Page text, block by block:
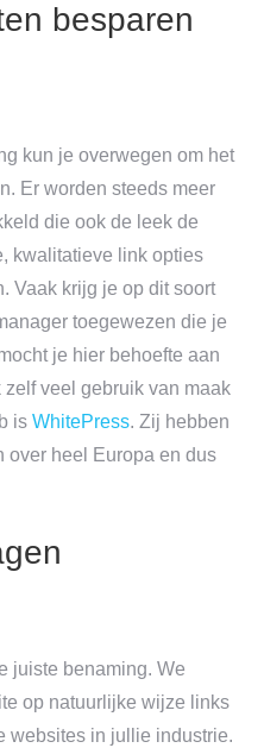
besparen
kun je overwegen om het
Er worden steeds meer
die ook de leek de
kwalitatieve link opties
Vaak krijg je op dit soort
toegewezen die je
je hier behoefte aan
veel gebruik van maak
is WhitePress. Zij hebben
heel Europa en dus
juiste benaming. We
op natuurlijke wijze links
websites in jullie industrie.